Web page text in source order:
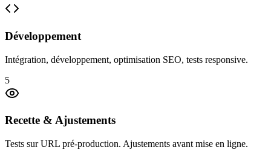
Développement
Intégration, développement, optimisation SEO, tests responsive.
5
Recette & Ajustements
Tests sur URL pré-production. Ajustements avant mise en ligne.